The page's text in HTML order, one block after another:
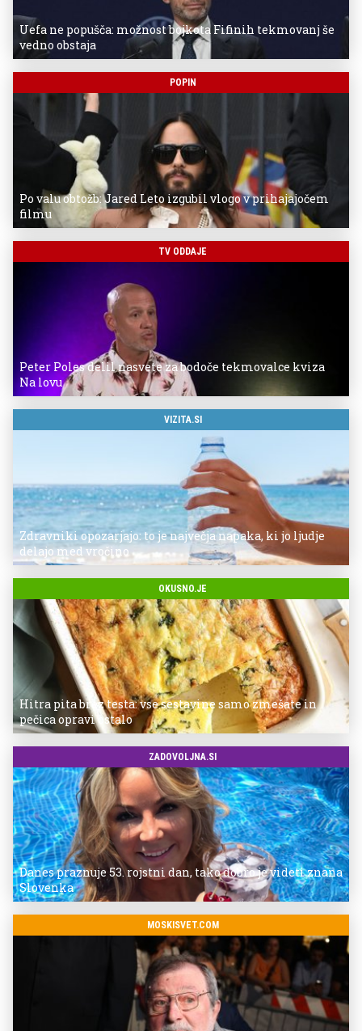
Uefa ne popušča: možnost bojkota Fifinih tekmovanj še
vedno obstaja
POPIN
Po valu obtožb: Jared Leto izgubil vlogo v prihajajočem
filmu
TV ODDAJE
Peter Poles delil nasvete za bodoče tekmovalce kviza
Na lovu
VIZITA.SI
Zdravniki opozarjajo: to je največja napaka, ki jo ljudje
delajo med vročino
OKUSNO.JE
Hitra pita brez testa: vse sestavine samo zmešate in
pečica opravi ostalo
ZADOVOLJNA.SI
Danes praznuje 53. rojstni dan, tako dobro je videti znana
Slovenka
MOSKISVET.COM